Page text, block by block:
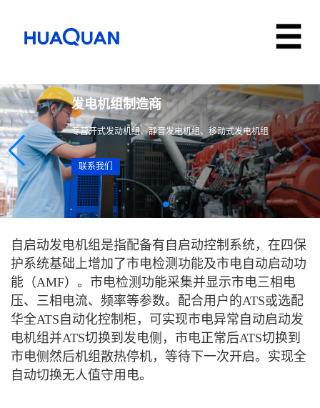
发电机组制造商
专营开式发动机组、静音发电机组、移动式发电机组
联系我们
自启动发电机组是指配备有自启动控制系统，在四保
护系统基础上增加了市电检测功能及市电自动启动功
能（AMF）。市电检测功能采集并显示市电三相电
压、三相电流、频率等参数。配合用户的ATS或选配
华全ATS自动化控制柜，可实现市电异常自动启动发
电机组并ATS切换到发电侧，市电正常后ATS切换到
市电侧然后机组散热停机，等待下一次开启。实现全
自动切换无人值守用电。